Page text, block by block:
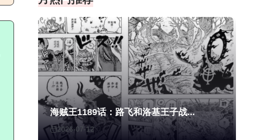
海贼王1189话：路飞和洛基王子战...
2026-07-12